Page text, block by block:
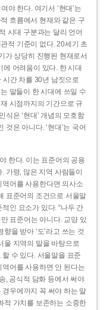
야 한다. 여기서 ‘현대’는
흐름에서 현재와 같은 구
시대 구분과는 달리 언어
적 기준이 없다. 20세기 초
가 상당히 진행된 현재로서
어려움이 있다. 한 시대
간 차를 30년 남짓으로
말들이 한 시대에 쓰일 수
시점까지의 기간으로 규
식은 ‘현대’ 개념의 모호함
은 아니다. ‘현대’는 국어
한다. 이는 표준어의 공용
가령, 많은 지역 사람들이
어를 사용한다면 의사소
표준어의 조건으로 서울말
인 요소가 있다. “나두 간
표준어는 아니다. 교양 있
을 받아 ‘도’라고 쓰는 것
울 지역의 말을 바탕으로
수 있다. 서울말을 표준
어를 사용하면 안 된다는
, 공식적 담화 등에서 써야
우에까지 꼭 써야 하는 말
적 가치를 보존하는 소중한